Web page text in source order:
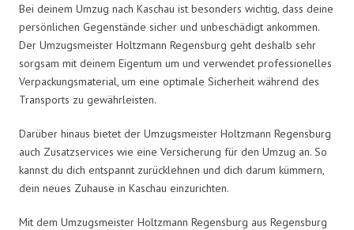
Bei deinem Umzug nach Kaschau ist besonders wichtig, dass deine
persönlichen Gegenstände sicher und unbeschädigt ankommen.
Der Umzugsmeister Holtzmann Regensburg geht deshalb sehr
sorgsam mit deinem Eigentum um und verwendet professionelles
Verpackungsmaterial, um eine optimale Sicherheit während des
Transports zu gewährleisten.
Darüber hinaus bietet der Umzugsmeister Holtzmann Regensburg
auch Zusatzservices wie eine Versicherung für den Umzug an. So
kannst du dich entspannt zurücklehnen und dich darum kümmern,
dein neues Zuhause in Kaschau einzurichten.
Mit dem Umzugsmeister Holtzmann Regensburg aus Regensburg